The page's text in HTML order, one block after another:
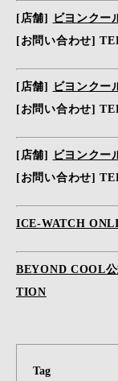
[店舗]
ビヨンクー
[お問い合わせ]
[店舗]
ビヨンクー
[お問い合わせ]
[店舗]
ビヨンクー
[お問い合わせ]
ICE-WATCH
BEYOND COOL
TION
Tag